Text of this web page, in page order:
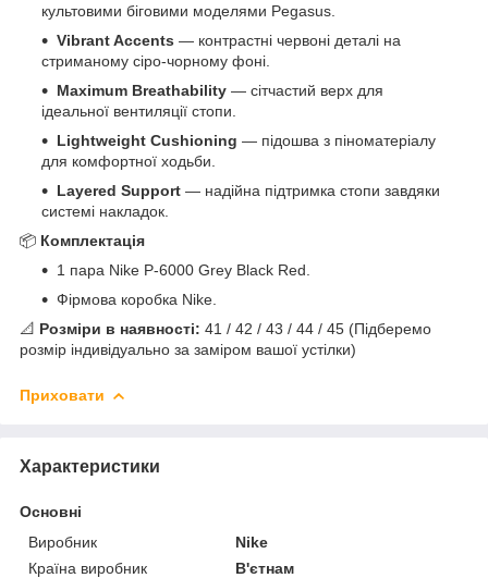
культовими біговими моделями Pegasus.
Vibrant Accents — контрастні червоні деталі на
стриманому сіро-чорному фоні.
Maximum Breathability — сітчастий верх для
ідеальної вентиляції стопи.
Lightweight Cushioning — підошва з піноматеріалу
для комфортної ходьби.
Layered Support — надійна підтримка стопи завдяки
системі накладок.
📦 Комплектація
1 пара Nike P-6000 Grey Black Red.
Фірмова коробка Nike.
📐 Розміри в наявності: 41 / 42 / 43 / 44 / 45 (Підберемо
розмір індивідуально за заміром вашої устілки)
Приховати
Характеристики
Основні
Виробник
Nike
Країна виробник
В'єтнам